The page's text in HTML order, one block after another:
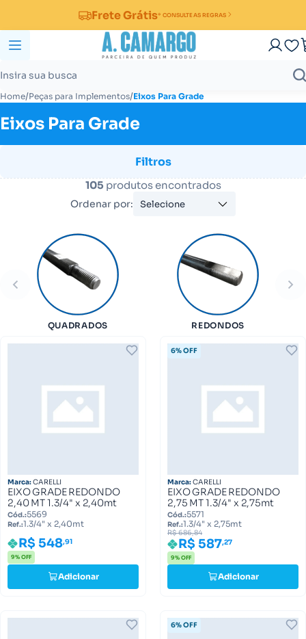
Frete Grátis* CONSULTE AS REGRAS
Home/Peças para Implementos/Eixos Para Grade
Eixos Para Grade
QUADRADOS REDONDOS
Filtros
105 produtos encontrados
Ordenar por: Selecione
Marca:CARELLI
EIXO GRADE REDONDO
2,40 MT 1.3/4" x 2,40mt
Cód.:5569
Ref.:1.3/4" x 2,40mt
R$ 548,91
9% OFF
Adicionar
6% OFF
Marca:CARELLI
EIXO GRADE REDONDO
2,75 MT 1.3/4" x 2,75mt
Cód.:5571
Ref.:1.3/4" x 2,75mt
R$ 686,84
R$ 587,27
9% OFF
Adicionar
6% OFF